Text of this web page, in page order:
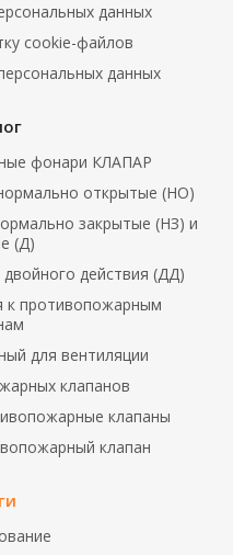
данных
cookie-файлов
данных
фонари КЛАПАР
открытые (НО)
закрытые (НЗ) и
(Д)
действия (ДД)
к противопожарным
для вентиляции
клапанов
клапаны
клапан